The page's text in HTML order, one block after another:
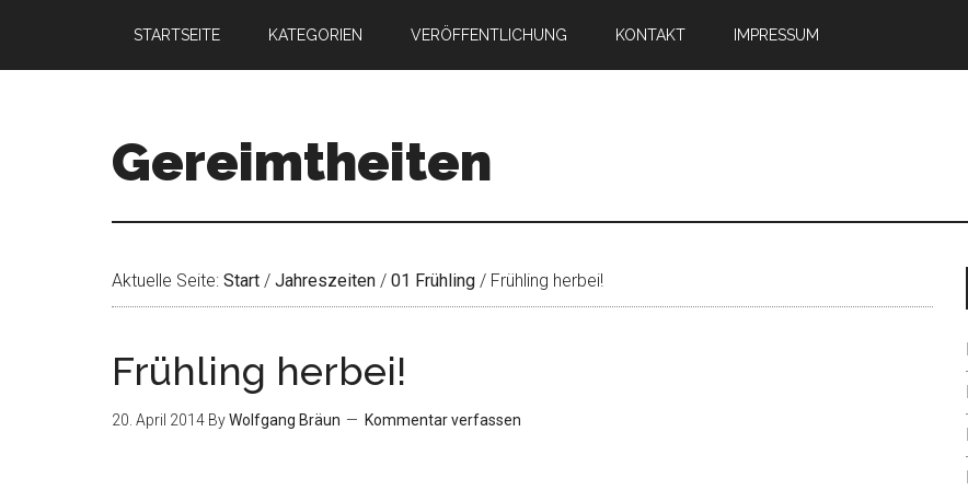
STARTSEITE KATEGORIEN VERÖFFENTLICHUNG KONTAKT IMPRESSUM
Gereimtheiten
Aktuelle Seite: Start / Jahreszeiten / 01 Frühling / Frühling herbei!
Frühling herbei!
20. April 2014 ByWolfgang Bräun Kommentar verfassen